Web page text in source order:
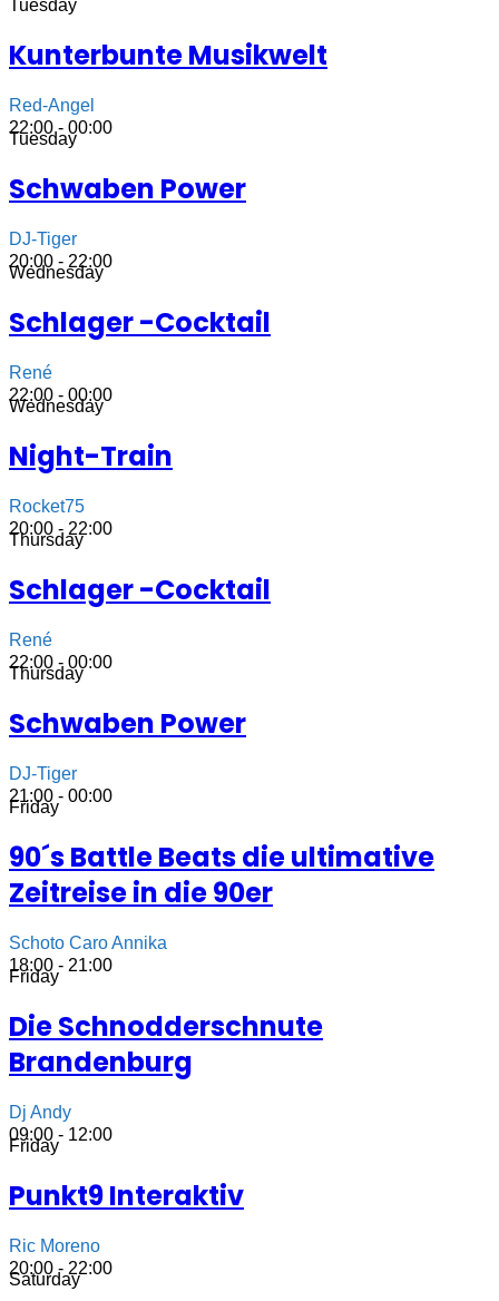
Tuesday
Kunterbunte Musikwelt
Red-Angel
22:00 - 00:00
Tuesday
Schwaben Power
DJ-Tiger
20:00 - 22:00
Wednesday
Schlager -Cocktail
René
22:00 - 00:00
Wednesday
Night-Train
Rocket75
20:00 - 22:00
Thursday
Schlager -Cocktail
René
22:00 - 00:00
Thursday
Schwaben Power
DJ-Tiger
21:00 - 00:00
Friday
90´s Battle Beats die ultimative
Zeitreise in die 90er
Schoto Caro Annika
18:00 - 21:00
Friday
Die Schnodderschnute
Brandenburg
Dj Andy
09:00 - 12:00
Friday
Punkt9 Interaktiv
Ric Moreno
20:00 - 22:00
Saturday